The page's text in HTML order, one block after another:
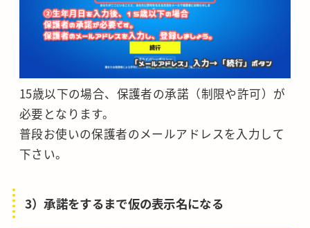
15歳以下の場合、保護者の承諾（制限や許可）が
必要となります。
普段お使いの保護者のメールアドレスを入力して
下さい。
3）承諾をするまで仮の表示名になる